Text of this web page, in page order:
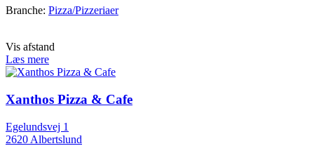
Branche: Pizza/Pizzeriaer
Vis afstand
Læs mere
Xanthos Pizza & Cafe
Egelundsvej 1
2620 Albertslund